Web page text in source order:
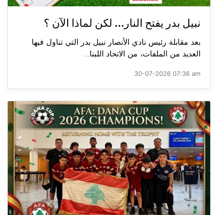
نبيل بدر يفتح النار… لكن لماذا الآن ؟
بعد مقابلة رئيس نادي الأنصار نبيل بدر التي تناول فيها
العديد من الملفات، من الاتحاد اللبنا...
30-07-2026 07:36 am